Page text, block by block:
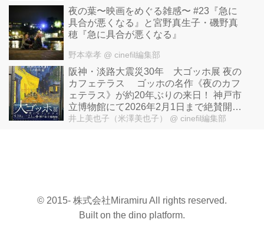
夜の葉〜映画をめぐる雑感〜 #23『急に
具合が悪くなる』と宮野真生子・磯野真
穂『急に具合が悪くなる』
野本幸孝 @ cinefil編集部
阪神・淡路大震災30年 大ゴッホ展 夜の
カフェテラス ゴッホの名作《夜のカフ
ェテラス》が約20年ぶりの来日！ 神戸市
立博物館にて2026年2月1日まで絶賛開催
中！福島県立美術館2026年2月21日より
井上美也子（米澤美也子） @ cinefil編集部
© 2015- 株式会社Miramiru All rights reserved.
Built on the dino platform.